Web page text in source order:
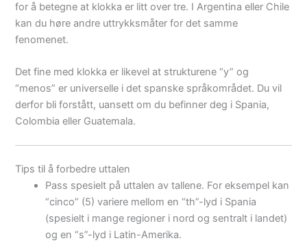
for å betegne at klokka er litt over tre. I Argentina eller Chile
kan du høre andre uttrykksmåter for det samme
fenomenet.
Det fine med klokka er likevel at strukturene “y” og
“menos” er universelle i det spanske språkområdet. Du vil
derfor bli forstått, uansett om du befinner deg i Spania,
Colombia eller Guatemala.
Tips til å forbedre uttalen
Pass spesielt på uttalen av tallene. For eksempel kan
“cinco” (5) variere mellom en “th”-lyd i Spania
(spesielt i mange regioner i nord og sentralt i landet)
og en “s”-lyd i Latin-Amerika.